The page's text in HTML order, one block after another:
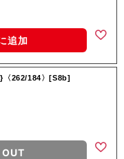
追加
〈262/184〉[S8b]